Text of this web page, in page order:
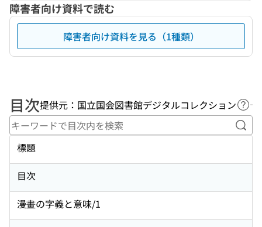
障害者向け資料で読む
障害者向け資料を見る（1種類）
目次提供元：国立国会図書館デジタルコレクション ヘ
キ
標題
目次
漫畫の字義と意味/1